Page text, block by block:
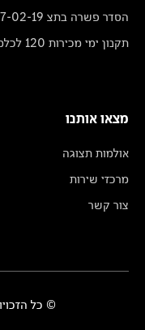
הסדר פשרה בתצ 56447-02-19
תקנון ימי מכירות 120 לכלמוביל
מצאו אותנו
אולמות תצוגה
מרכזי שירות
צור קשר
© כל